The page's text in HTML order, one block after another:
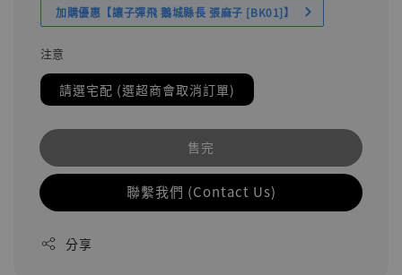
加購優惠【讓子彈飛 鵝城縣長 張麻子 [BK01]】
注意
請選宅配 (選超商會取消訂單)
售完
聯繫我們 (Contact Us)
分享